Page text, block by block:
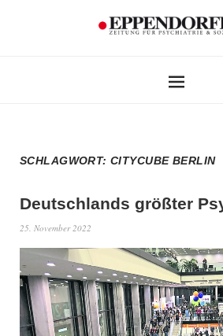
SCHLAGWORT:CITYCUBE BERLIN
Deutschlands größter
25. November 2022